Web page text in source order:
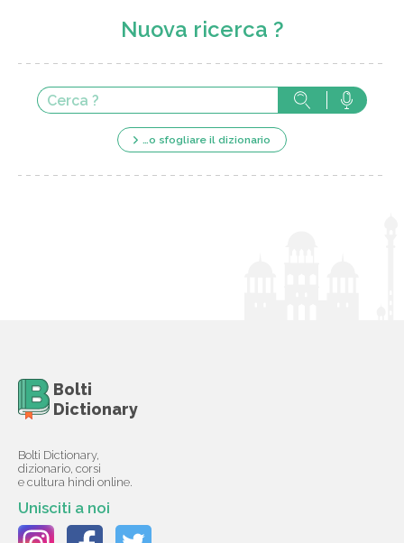
Nuova ricerca ?
…o sfogliare il dizionario
Bolti
Dictionary
Bolti Dictionary,
dizionario, corsi
e cultura hindi online.
Unisciti a noi